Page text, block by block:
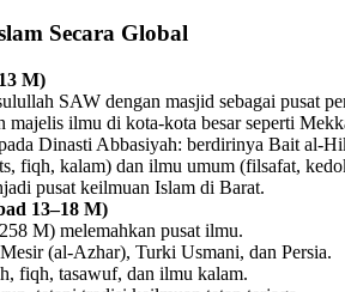
Secara Global
M)
SAW dengan masjid sebagai pusat
majelis ilmu di kota-kota besar seperti
Dinasti Abbasiyah: berdirinya Bait al-
fiqh, kalam) dan ilmu umum (filsafat,
pusat keilmuan Islam di Barat.
13–18 M)
M) melemahkan pusat ilmu.
(al-Azhar), Turki Usmani, dan Persia.
fiqh, tasawuf, dan ilmu kalam.